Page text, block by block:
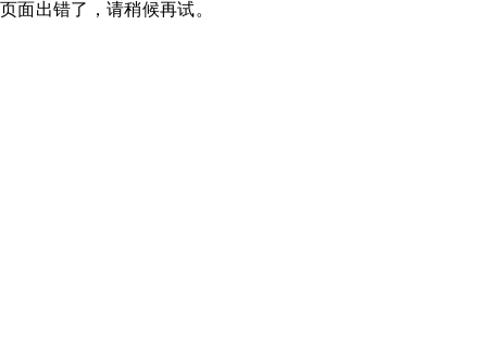
页面出错了，请稍候再试。